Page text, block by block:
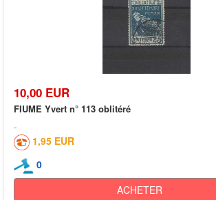
10,00 EUR
FIUME Yvert n° 113 oblitéré
1,95 EUR
0
ACHETER